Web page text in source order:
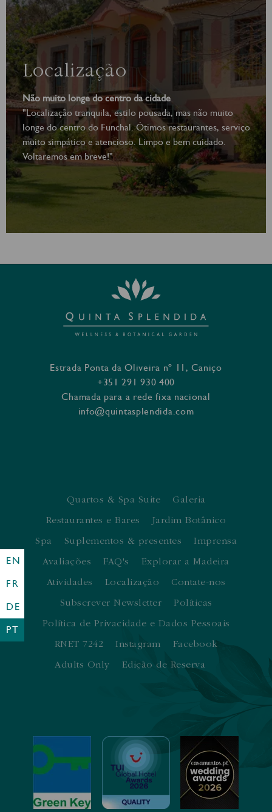
EN
FR
DE
PT
Localização
Não muito longe do centro da cidade
"Localização tranquila, estilo pousada, mas não muito
longe do centro do Funchal. Ótimos restaurantes, serviço
muito simpático e atencioso. Limpo e bem cuidado.
Voltaremos em breve!"
Estrada Ponta da Oliveira nº 11, Caniço
+351 291 930 400
Chamada para a rede fixa nacional
info@quintasplendida.com
Quartos & Spa Suite
Galeria
Restaurantes e Bares
Jardim Botânico
Spa
Suplementos & presentes
Imprensa
Avaliações
FAQ's
Explorar a Madeira
Atividades
Localização
Contate-nos
Subscrever Newsletter
Políticas
Política de Privacidade e Dados Pessoais
RNET 7242
Instagram
Facebook
Adults Only
Edição de Reserva